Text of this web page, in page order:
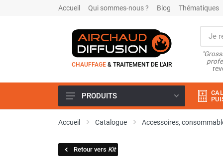
Accueil Qui sommes-nous ? Blog Thématiques
CHAUFFAGE & TRAITEMENT DE L'AIR
Climatiseur
Climatiseur mobile résidentiel et
PRODUITS
Accueil Catalogue Accessoires,
Retour vers Kit